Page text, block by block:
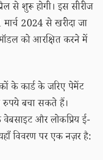
से शुरू होगी। इस सीरीज
2024 से खरीदा जा
को आरक्षित करने में
के कार्ड के जरिए पेमेंट
रुपये बचा सकते हैं।
वेबसाइट और लोकप्रिय ई-
विवरण पर एक नज़र है: